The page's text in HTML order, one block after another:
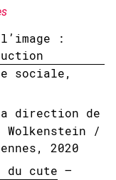
:
sociale,
direction de
/
2020
du cute –